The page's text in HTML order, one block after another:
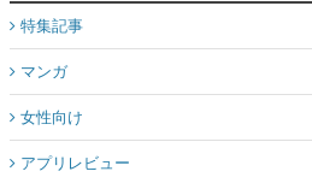
特集記事
マンガ
女性向け
アプリレビュー